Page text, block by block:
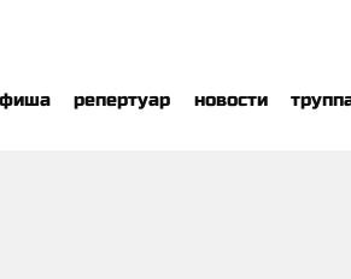
репертуар новости